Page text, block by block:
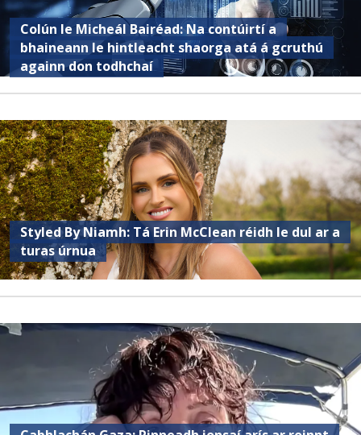
Colún le Micheál Bairéad: Na contúirtí a
bhaineann le hintleacht shaorga atá á gcruthú
againn don todhchaí
Styled By Niamh: Tá Erin McClean réidh le dul ar a
turas úrnua